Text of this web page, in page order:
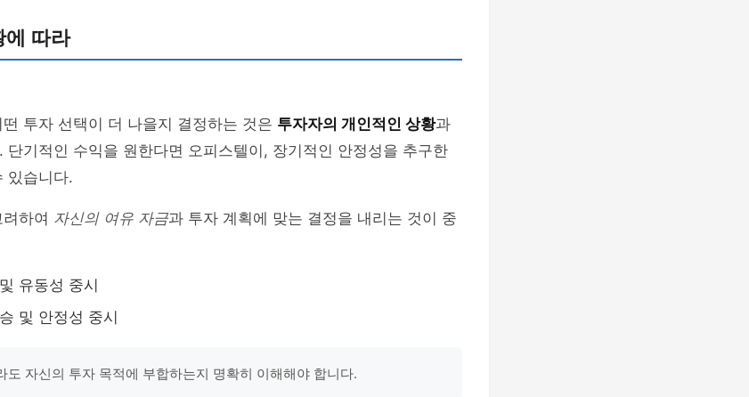
에 따라
투자 선택이 더 나을지 결정하는 것은 투자자의 개인적인 상황과
단기적인 수익을 원한다면 오피스텔이, 장기적인 안정성을 추구한
있습니다.
하여 자신의 여유 자금과 투자 계획에 맞는 결정을 내리는 것이 중
유동성 중시
및 안정성 중시
도 자신의 투자 목적에 부합하는지 명확히 이해해야 합니다.